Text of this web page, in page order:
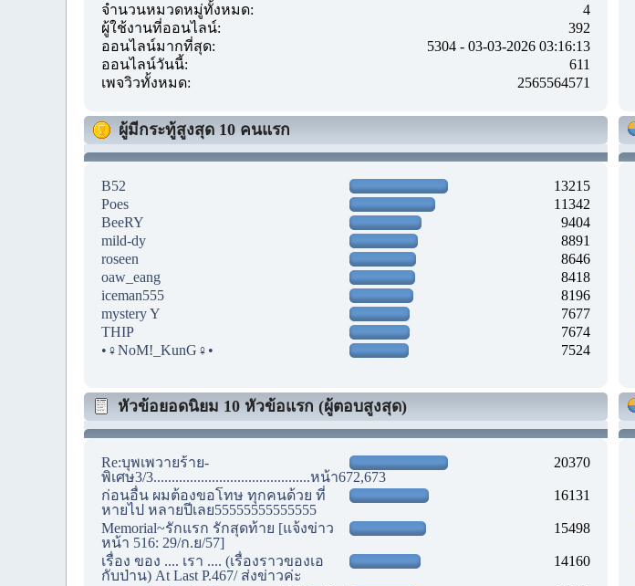
จำนวนหมวดหมู่ทั้งหมด:
4
ผู้ใช้งานที่ออนไลน์:
392
ออนไลน์มากที่สุด:
5304 - 03-03-2026 03:16:13
ออนไลน์วันนี้:
611
เพจวิวทั้งหมด:
2565564571
ผู้มีกระทู้สูงสุด 10 คนแรก
B52
13215
Poes
11342
BeeRY
9404
mild-dy
8891
roseen
8646
oaw_eang
8418
iceman555
8196
mystery Y
7677
THIP
7674
•♀NoM!_KunG♀•
7524
หัวข้อยอดนิยม 10 หัวข้อแรก (ผู้ตอบสูงสุด)
Re:บุพเพวายร้าย-
พิเศษ3/3...........................................หน้า672,673
20370
ก่อนอื่น ผมต้องขอโทษ ทุกคนด้วย ที่
หายไป หลายปีเลย55555555555555
16131
Memorial~รักแรก รักสุดท้าย [แจ้งข่าว
หน้า 516: 29/ก.ย/57]
15498
เรื่อง ของ .... เรา .... (เรื่องราวของเอ
กับป่าน) At Last P.467/ ส่งข่าวค่ะ
14160